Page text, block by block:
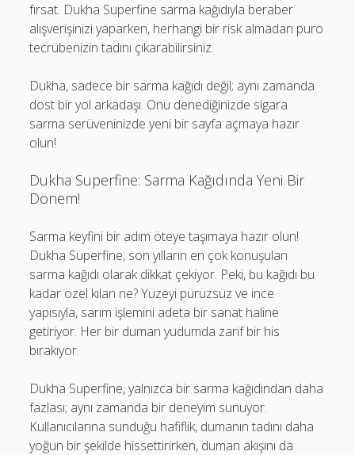
fırsat. Dukha Superfine sarma kağıdıyla beraber
alışverişinizi yaparken, herhangi bir risk almadan puro
tecrübenizin tadını çıkarabilirsiniz.
Dukha, sadece bir sarma kağıdı değil; aynı zamanda
dost bir yol arkadaşı. Onu denediğinizde sigara
sarma serüveninizde yeni bir sayfa açmaya hazır
olun!
Dukha Superfine: Sarma Kağıdında Yeni Bir
Dönem!
Sarma keyfini bir adım öteye taşımaya hazır olun!
Dukha Superfine, son yılların en çok konuşulan
sarma kağıdı olarak dikkat çekiyor. Peki, bu kağıdı bu
kadar özel kılan ne? Yüzeyi pürüzsüz ve ince
yapısıyla, sarım işlemini adeta bir sanat haline
getiriyor. Her bir duman yudumda zarif bir his
bırakıyor.
Dukha Superfine, yalnızca bir sarma kağıdından daha
fazlası; aynı zamanda bir deneyim sunuyor.
Kullanıcılarına sunduğu hafiflik, dumanın tadını daha
yoğun bir şekilde hissettirirken, duman akışını da